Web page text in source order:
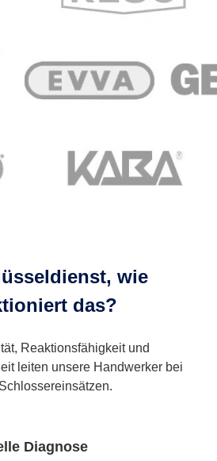
wie
das?
Reaktionsfähigkeit und
leiten unsere Handwerker bei
Diagnose